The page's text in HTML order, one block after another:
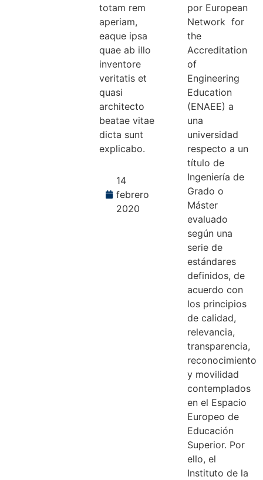
totam rem
aperiam,
eaque ipsa
quae ab illo
inventore
veritatis et
quasi
architecto
beatae vitae
dicta sunt
explicabo.
14
febrero
2020
por European
Network for
the
Accreditation
of
Engineering
Education
(ENAEE) a
una
universidad
respecto a un
título de
Ingeniería de
Grado o
Máster
evaluado
según una
serie de
estándares
definidos, de
acuerdo con
los principios
de calidad,
relevancia,
transparencia,
reconocimiento
y movilidad
contemplados
en el Espacio
Europeo de
Educación
Superior. Por
ello, el
Instituto de la